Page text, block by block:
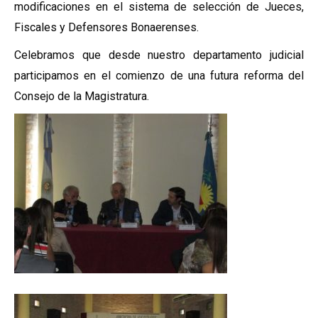
modificaciones en el sistema de selección de Jueces,
Fiscales y Defensores Bonaerenses.
Celebramos que desde nuestro departamento judicial
participamos en el comienzo de una futura reforma del
Consejo de la Magistratura.